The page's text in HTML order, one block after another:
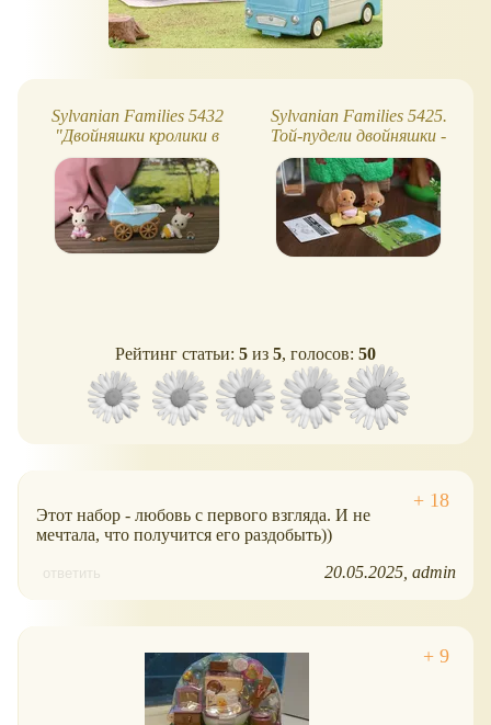
Sylvanian Families 5432
"Двойняшки кролики в
коляске" - обзор, фото
Sylvanian Families 5425.
Той-пудели двойняшки -
обзор, фото
Рейтинг статьи: 5 из 5, голосов: 50
Этот набор - любовь с первого взгляда. И не
мечтала, что получится его раздобыть))
ответить 20.05.2025 admin